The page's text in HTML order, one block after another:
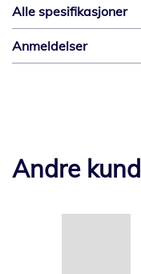
Alle spesifikasjoner
Anmeldelser
Andre